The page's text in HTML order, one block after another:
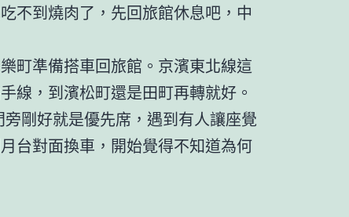
不到燒肉了，先回旅館休息吧，中
町準備搭車回旅館。京濱東北線這
線，到濱松町還是田町再轉就好。
剛好就是優先席，遇到有人讓座覺
台對面換車，開始覺得不知道為何